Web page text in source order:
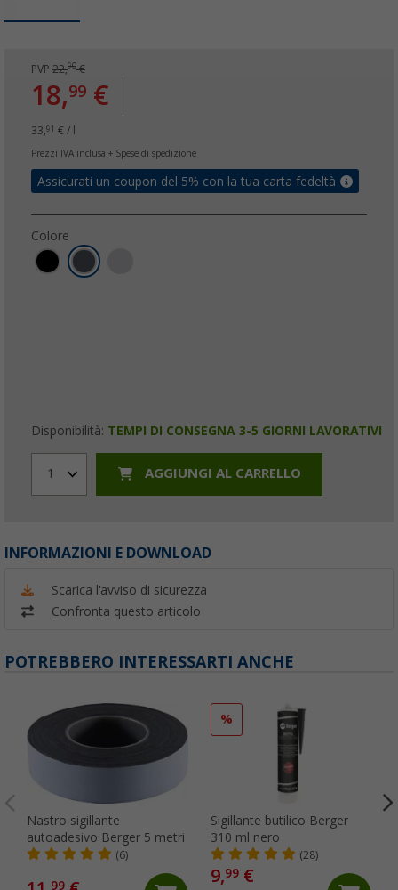
PVP 22,90€
18,99 €
33,91 € / l
Prezzi IVA inclusa + Spese di spedizione
Assicurati un coupon del 5% con la tua carta fedeltà
Colore
Disponibilità: TEMPI DI CONSEGNA 3-5 GIORNI LAVORATIVI
1 AGGIUNGI AL CARRELLO
INFORMAZIONI E DOWNLOAD
Scarica l'avviso di sicurezza
Confronta questo articolo
POTREBBERO INTERESSARTI ANCHE
Nastro sigillante
autoadesivo Berger 5 metri
(6)
99
%
Sigillante butilico Berger
310 ml nero
(28)
9,99€